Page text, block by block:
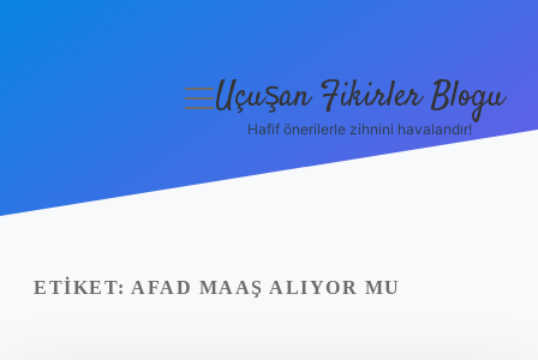
Yasal Uyarı
menüyü
Uçuşan Fikirler Blogu
Hafif önerilerle zihnini havalandır!
ETIKET: AFAD MAAŞ ALIYOR MU